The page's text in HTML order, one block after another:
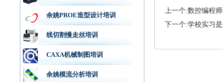
余姚PROE造型设计培训
线切割慢走丝培训
CAXA机械制图培训
余姚模流分析培训
上一个:数控编程
下一个:学校实习